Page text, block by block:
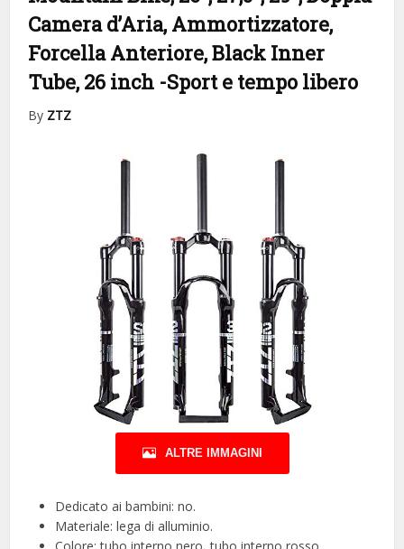
Camera d’Aria, Ammortizzatore,
Forcella Anteriore, Black Inner
Tube, 26 inch -Sport e tempo libero
By ZTZ
ALTRE IMMAGINI
Dedicato ai bambini: no.
Materiale: lega di alluminio.